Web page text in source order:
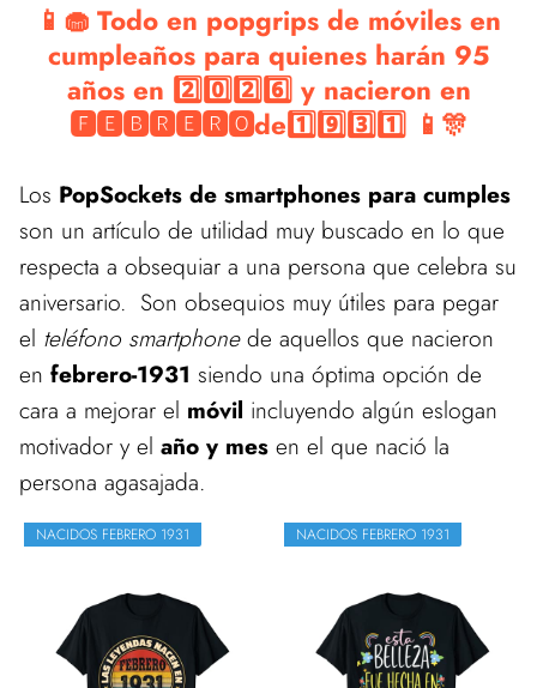
📱🧁 Todo en popgrips de móviles en
cumpleaños para quienes harán 95
años en 2️⃣0️⃣2️⃣6️⃣ y nacieron en
🅵🅴🅱🆁🅴🆁🅾de1️⃣9️⃣3️⃣1️⃣ 📱🎊
Los PopSockets de smartphones para cumples
son un artículo de utilidad muy buscado en lo que
respecta a obsequiar a una persona que celebra su
aniversario. Son obsequios muy útiles para pegar
el teléfono smartphonede aquellos que nacieron
en febrero-1931 siendo una óptima opción de
cara a mejorar el móvil incluyendo algún eslogan
motivador y el año y mes en el que nació la
persona agasajada.
NACIDOS FEBRERO 1931 NACIDOS FEBRERO 1931